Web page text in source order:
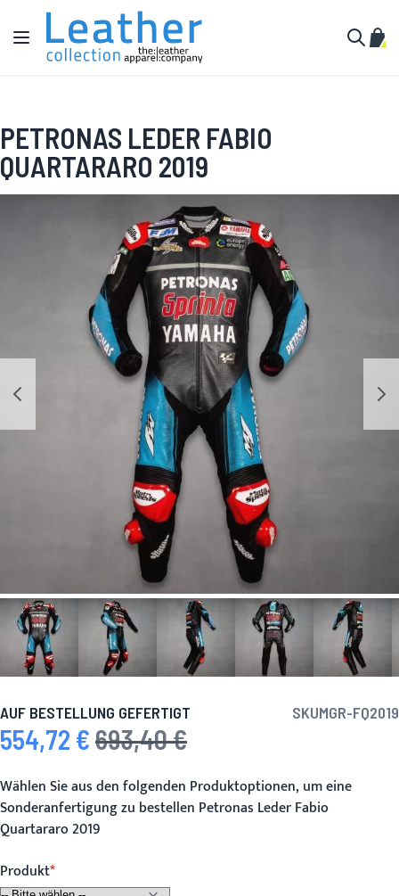
Zum Inhalt springen
Navigation umschalten
PETRONAS LEDER FABIO
QUARTARARO 2019
AUF BESTELLUNG GEFERTIGT SKUMGR-FQ2019
Sonderpreis
554,72 € Regulärer Preis
693,40 €
Wählen Sie aus den folgenden Produktoptionen, um eine
Sonderanfertigung zu bestellen Petronas Leder Fabio
Quartararo 2019
Produkt